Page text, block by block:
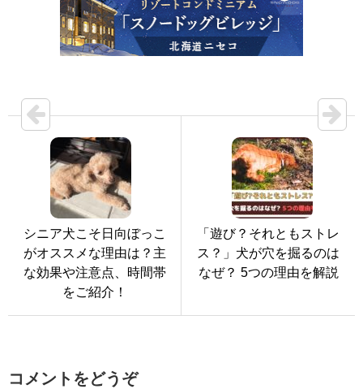
シニア犬こそ日向ぼっこ
がオススメな理由は？主
な効果や注意点、時間帯
をご紹介！
「遊び？それともストレ
ス？」犬が穴を掘るのは
なぜ？ 5つの理由を解説
コメントをどうぞ